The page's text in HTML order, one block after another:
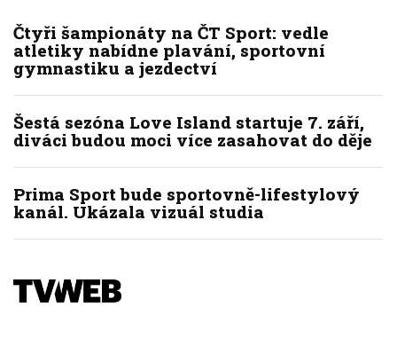
Čtyři šampionáty na ČT Sport: vedle
atletiky nabídne plavání, sportovní
gymnastiku a jezdectví
Šestá sezóna Love Island startuje 7. září,
diváci budou moci více zasahovat do děje
Prima Sport bude sportovně-lifestylový
kanál. Ukázala vizuál studia